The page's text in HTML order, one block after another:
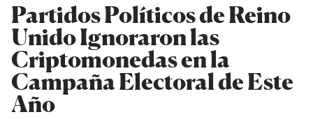
Partidos Políticos de Reino
Unido Ignoraron las
Criptomonedas en la
Campaña Electoral de Este
Año